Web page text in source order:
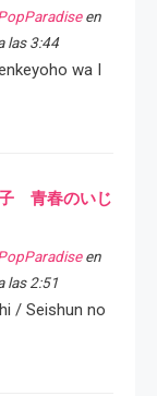
en
las 3:44
wa I
子 青春のいじ
en
las 2:51
/ Seishun no